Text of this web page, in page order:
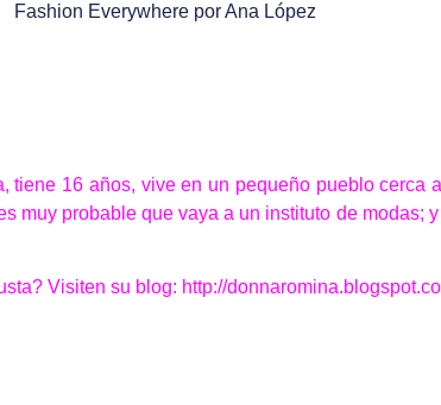
Fashion Everywhere por Ana López
16 años, vive en un pequeño pueblo cerca
muy probable que vaya a un instituto de modas;
Visiten su blog: http://